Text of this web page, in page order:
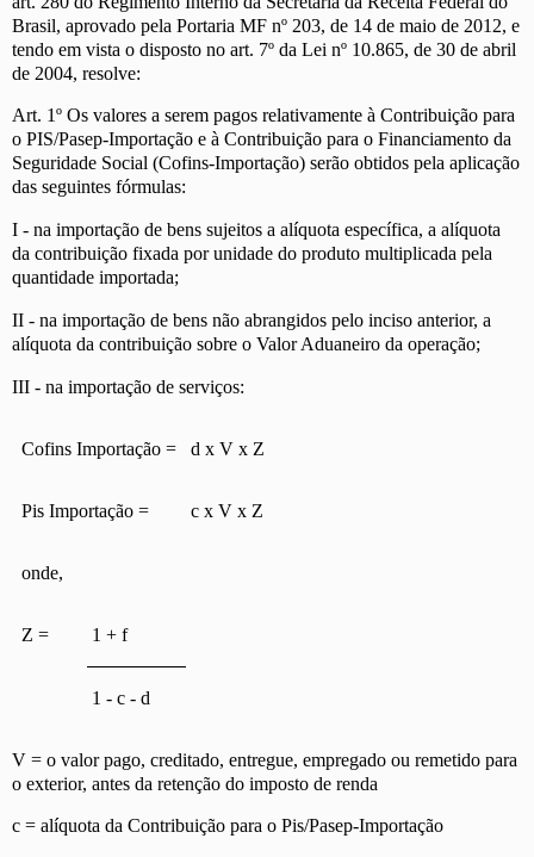
Brasil, aprovado pela Portaria MF nº 203, de 14 de maio de 2012, e
tendo em vista o disposto no art. 7º da Lei nº 10.865, de 30 de abril
de 2004, resolve:
Art. 1º Os valores a serem pagos relativamente à Contribuição para
o PIS/Pasep-Importação e à Contribuição para o Financiamento da
Seguridade Social (Cofins-Importação) serão obtidos pela aplicação
das seguintes fórmulas:
I - na importação de bens sujeitos a alíquota específica, a alíquota
da contribuição fixada por unidade do produto multiplicada pela
quantidade importada;
II - na importação de bens não abrangidos pelo inciso anterior, a
alíquota da contribuição sobre o Valor Aduaneiro da operação;
III - na importação de serviços:
Cofins Importação = d x V x Z
Pis Importação = c x V x Z
onde,
Z = 1 + f
1 - c - d
V = o valor pago, creditado, entregue, empregado ou remetido para
o exterior, antes da retenção do imposto de renda
c = alíquota da Contribuição para o Pis/Pasep-Importação